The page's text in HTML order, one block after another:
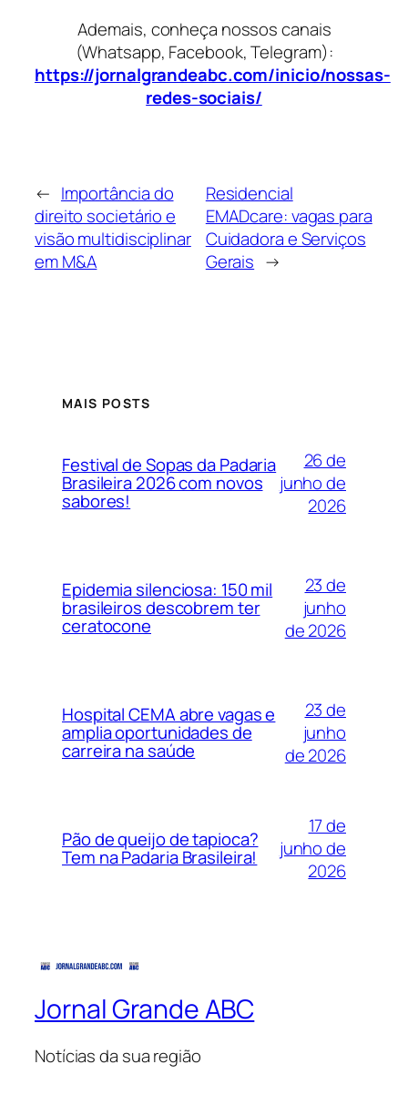
Ademais, conheça nossos canais
(Whatsapp, Facebook, Telegram):
https://jornalgrandeabc.com/inicio/nossas-
redes-sociais/
← Importância do
direito societário e
visão multidisciplinar
em M&A
Residencial
EMADcare: vagas para
Cuidadora e Serviços
Gerais →
MAIS POSTS
Festival de Sopas da Padaria
Brasileira 2026 com novos
sabores!
26 de
junho de
2026
Epidemia silenciosa: 150 mil
brasileiros descobrem ter
ceratocone
23 de
junho
de 2026
Hospital CEMA abre vagas e
amplia oportunidades de
carreira na saúde
23 de
junho
de 2026
Pão de queijo de tapioca?
Tem na Padaria Brasileira!
17 de
junho de
2026
Jornal Grande ABC
Notícias da sua região